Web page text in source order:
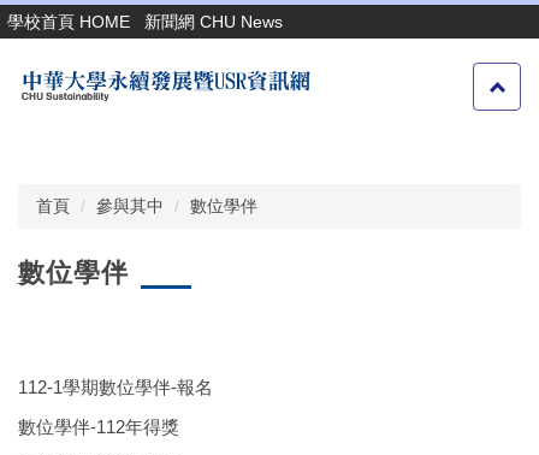
跳
到
要
學校首頁 HOME 新聞網 CHU News
首頁 參與其中 數位學伴
數位學伴
112-1學期數位學伴-報名
數位學伴-112年得獎